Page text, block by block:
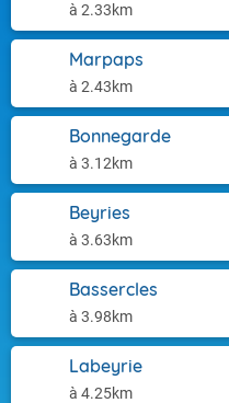
à 2.33km
Marpaps
à 2.43km
Bonnegarde
à 3.12km
Beyries
à 3.63km
Bassercles
à 3.98km
Labeyrie
à 4.25km